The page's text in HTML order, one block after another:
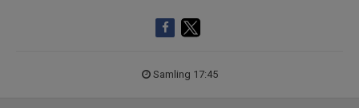
Samling 17:45